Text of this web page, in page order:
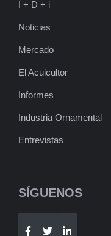
I + D + i
Noticias
Mercado
El Acuicultor
Informes
Industria Ornamental
Entrevistas
SÍGUENOS